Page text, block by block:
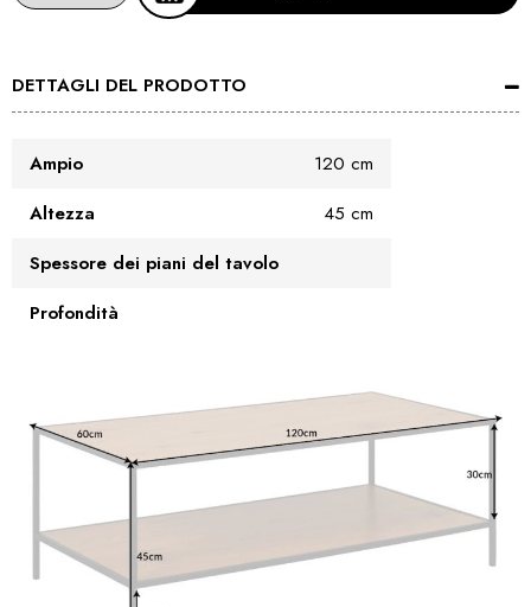
DETTAGLI DEL PRODOTTO
Ampio
120 cm
Altezza
45 cm
Spessore dei piani del tavolo
Profondità